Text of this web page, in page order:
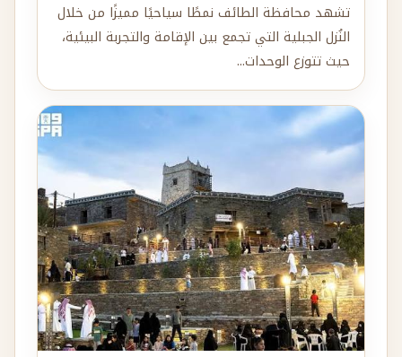
تشهد محافظة الطائف نمطًا سياحيًا مميزًا من خلال
النُزل الجبلية التي تجمع بين الإقامة والتجربة البيئية،
حيث تتوزع الوحدات...